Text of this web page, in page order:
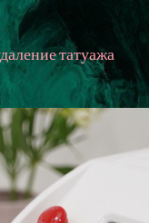
татуажа